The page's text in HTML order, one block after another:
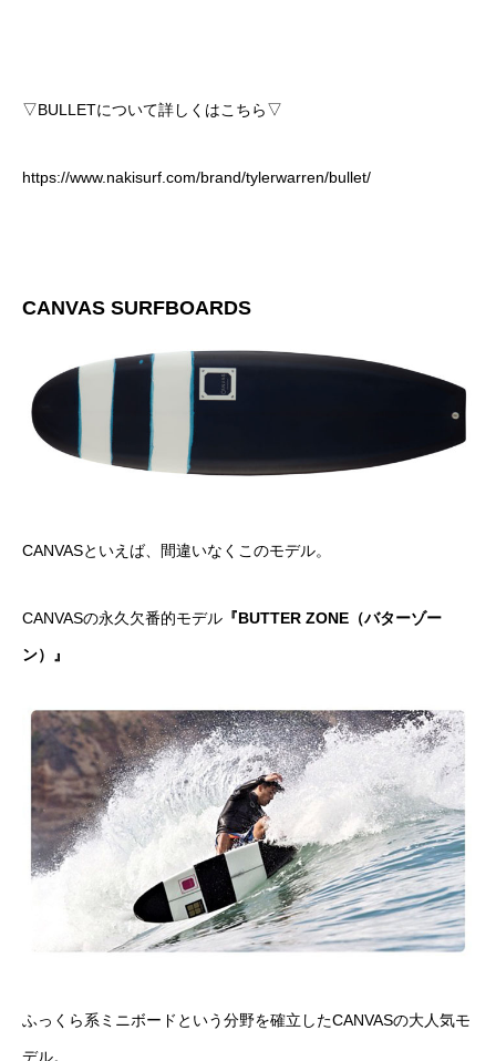
▽BULLETについて詳しくはこちら▽
https://www.nakisurf.com/brand/tylerwarren/bullet/
CANVAS SURFBOARDS
CANVASといえば、間違いなくこのモデル。
CANVASの永久欠番的モデル 『BUTTER ZONE（バターゾー
ン） 』
ふっくら系ミニボードという分野を確立したCANVASの大人気モ
デル。